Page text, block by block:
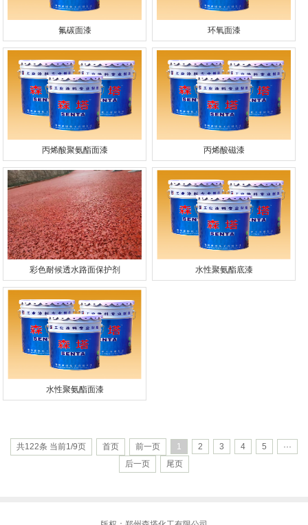
氟碳面漆 环氧面漆
丙烯酸聚氨酯面漆 丙烯酸磁漆
彩色耐候透水路面保护剂 水性聚氨酯底漆
水性聚氨酯面漆
共122条 当前1/9页 首页 前一页 1 2 3 4 5
···
后一页
尾页